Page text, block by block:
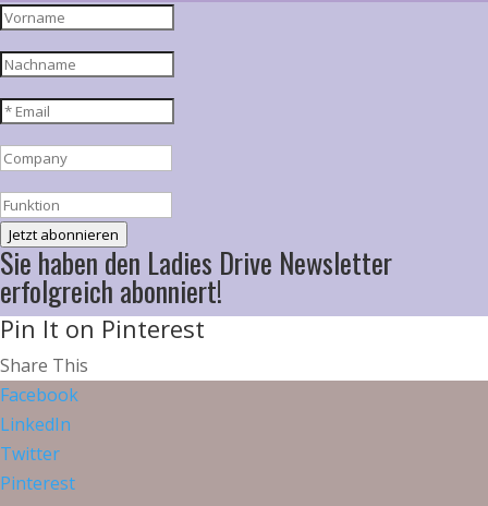
Jetzt abonnieren
Sie haben den Ladies Drive Newsletter
erfolgreich abonniert!
Pin It on Pinterest
Share This
Facebook
LinkedIn
Twitter
Pinterest